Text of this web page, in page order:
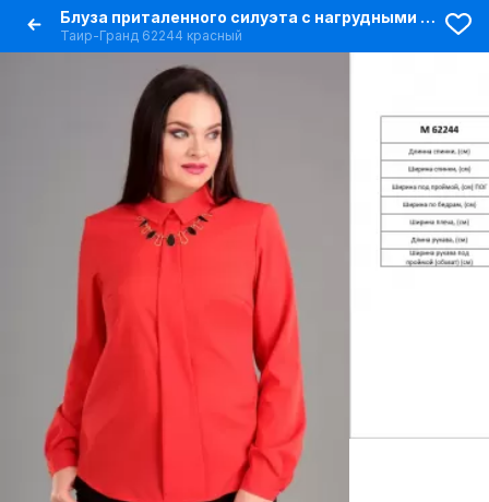
Блуза приталенного силуэта с нагрудными вытачками из текстиля
Таир-Гранд 62244 красный